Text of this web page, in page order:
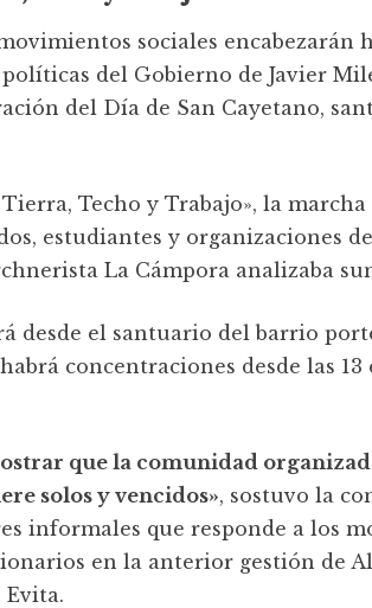
sociales
del Gobierno de Javier
del Día de San Cayetano,
Tierra, Techo y Trabajo», la
estudiantes y organizaciones
La Cámpora analizaba
desde el santuario del barrio
concentraciones desde las
que la comunidad
solos y vencidos», sostuvo la
informales que responde a los
en la anterior gestión de